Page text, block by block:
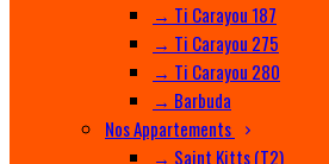
→ Ti Carayou 187
→ Ti Carayou 275
→ Ti Carayou 280
→ Barbuda
Nos Appartements
→ Saint Kitts (T2)